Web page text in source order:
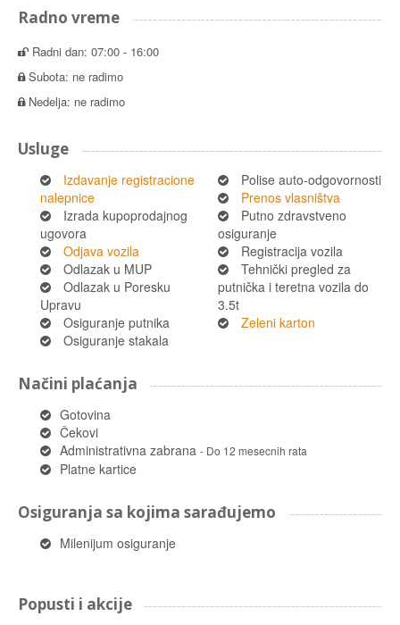
Radno vreme
Radni dan: 07:00 - 16:00
Subota: ne radimo
Nedelja: ne radimo
Usluge
Izdavanje registracione
nalepnice
Izrada kupoprodajnog
ugovora
Odjava vozila
Odlazak u MUP
Odlazak u Poresku
Upravu
Osiguranje putnika
Osiguranje stakala
Polise auto-odgovornosti
Prenos vlasništva
Putno zdravstveno
osiguranje
Registracija vozila
Tehnički pregled za
putnička i teretna vozila do
3.5t
Zeleni karton
Načini plaćanja
Gotovina
Čekovi
Administrativna zabrana - Do 12 mesecnih rata
Platne kartice
Osiguranja sa kojima sarađujemo
Milenijum osiguranje
Popusti i akcije